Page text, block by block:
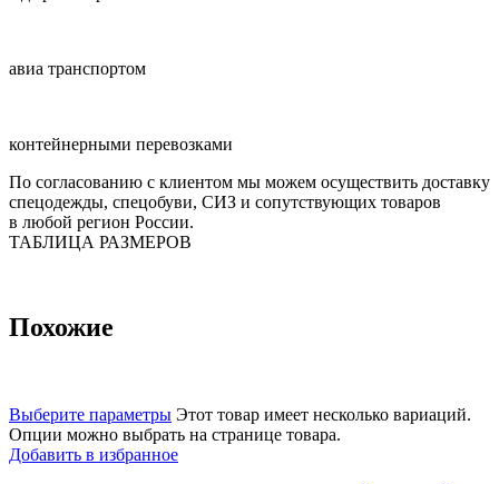
авиа транспортом
контейнерными перевозками
По согласованию с клиентом мы можем осуществить доставку
спецодежды, спецобуви, СИЗ и сопутствующих товаров
в любой регион России.
ТАБЛИЦА РАЗМЕРОВ
Похожие
Выберите параметры Этот товар имеет несколько вариаций.
Опции можно выбрать на странице товара.
Добавить в избранное